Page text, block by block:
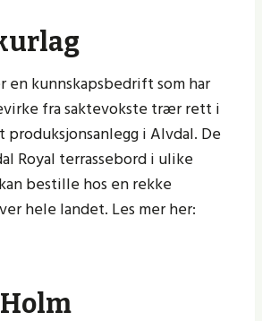
en kunnskapsbedrift som har
fra saktevokste trær rett i
i Alvdal. De
Royal terrassebord i ulike
bestille hos en rekke
hele landet. Les mer her: